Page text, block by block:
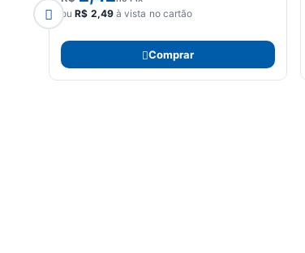
ouR$ 2,49à vista no cartão
Comprar